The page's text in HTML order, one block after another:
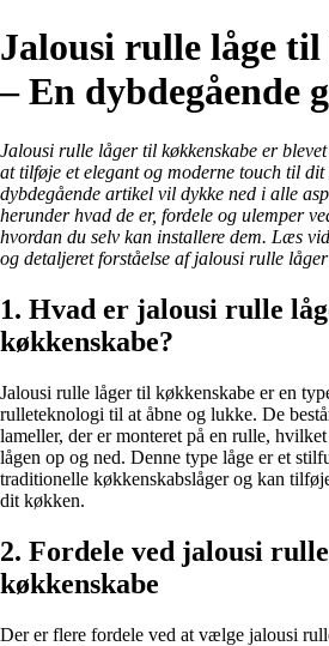
Jalousi rulle låge
– En dybdegående
Jalousi rulle låger til køkkenskabe er
at tilføje et elegant og moderne touch til dit
dybdegående artikel vil dykke ned i alle
herunder hvad de er, fordele og ulemper
hvordan du selv kan installere dem. Læs
og detaljeret forståelse af jalousi rulle
1. Hvad er jalousi rulle
køkkenskabe?
Jalousi rulle låger til køkkenskabe er en
rulleteknologi til at åbne og lukke. De
lameller, der er monteret på en rulle,
lågen op og ned. Denne type låge er et
traditionelle køkkenskabslåger og kan
dit køkken.
2. Fordele ved jalousi
køkkenskabe
Der er flere fordele ved at vælge jalousi